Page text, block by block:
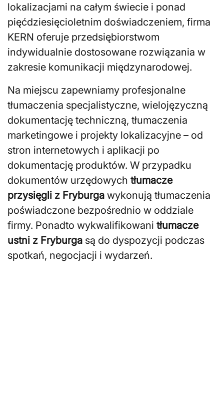
lokalizacjami na całym świecie i ponad
pięćdziesięcioletnim doświadczeniem, firma
KERN oferuje przedsiębiorstwom
indywidualnie dostosowane rozwiązania w
zakresie komunikacji międzynarodowej.
Na miejscu zapewniamy profesjonalne
tłumaczenia specjalistyczne, wielojęzyczną
dokumentację techniczną, tłumaczenia
marketingowe i projekty lokalizacyjne – od
stron internetowych i aplikacji po
dokumentację produktów. W przypadku
dokumentów urzędowych tłumacze
przysięgli z Fryburga wykonują tłumaczenia
poświadczone bezpośrednio w oddziale
firmy. Ponadto wykwalifikowani tłumacze
ustni z Fryburga są do dyspozycji podczas
spotkań, negocjacji i wydarzeń.